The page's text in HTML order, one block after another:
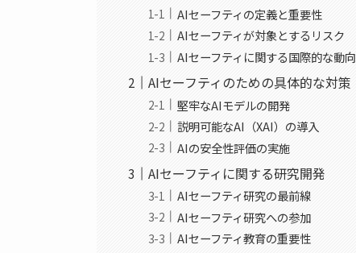
AIセーフティの定義と重要性
AIセーフティが対象とするリスク
AIセーフティに関する国際的な動向
AIセーフティのための具体的な対策
堅牢なAIモデルの開発
説明可能なAI（XAI）の導入
AIの安全性評価の実施
AIセーフティに関する研究開発
AIセーフティ研究の最前線
AIセーフティ研究への参加
AIセーフティ教育の重要性